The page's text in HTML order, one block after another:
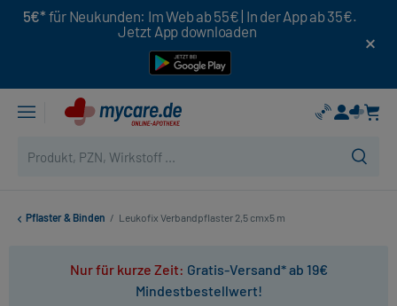
5€* für Neukunden: Im Web ab 55€ | In der App ab 35€.
Jetzt App downloaden
Pflaster & Binden / Leukofix Verbandpflaster 2,5 cmx5 m
Nur für kurze Zeit: Gratis-Versand* ab 19€
Mindestbestellwert!